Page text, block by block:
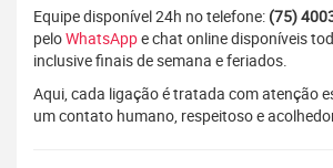
Equipe disponível 24h no telefone: (75)
peloWhatsAppe chat online disponíveis
inclusive finais de semana e feriados.
Aqui, cada ligação é tratada com atenção
um contato humano, respeitoso e